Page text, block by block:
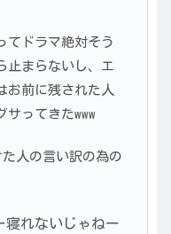
てドラマ絶対そう
止まらないし、エ
お前に残された人
ってきたwww
人の言い訳の為の
寝れないじゃねー